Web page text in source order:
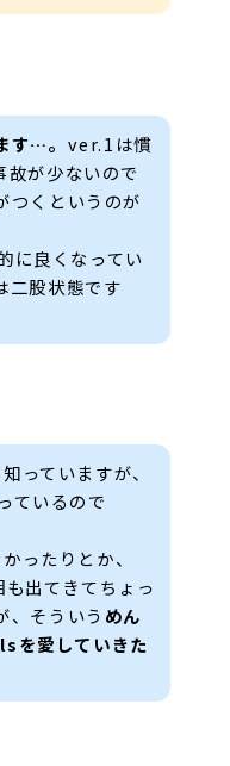
す…。 ver.1は慣
故が少ないので
つくというのが
に良くなってい
二股状態です
っていますが、
ているので
ったりとか、
出てきてちょっ
、そういう めん
を愛していきた